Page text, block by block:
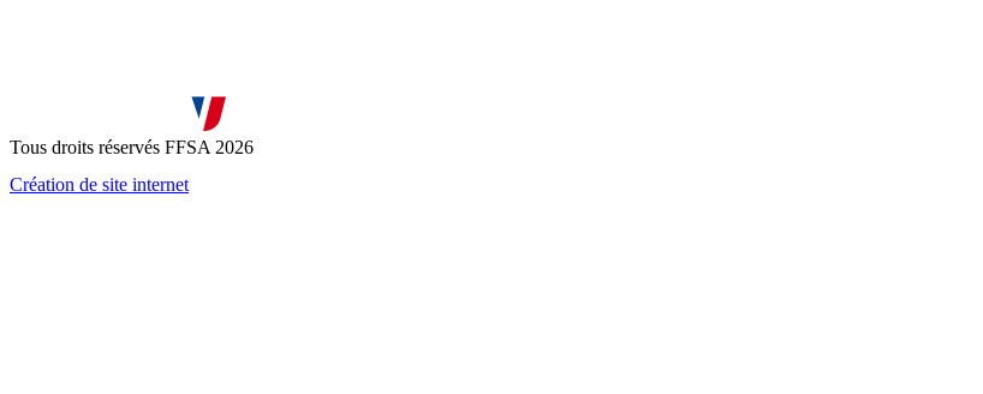
Tous droits réservés FFSA 2026
Création de site internet